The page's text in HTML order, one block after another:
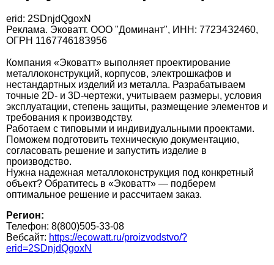
erid: 2SDnjdQgoxN
Реклама. Эковатт. ООО "Доминант", ИНН: 772З4З2460,
ОГРН 116774618З956
Компания «Эковатт» выполняет проектирование
металлоконструкций, корпусов, электрошкафов и
нестандартных изделий из металла. Разрабатываем
точные 2D- и 3D-чертежи, учитываем размеры, условия
эксплуатации, степень защиты, размещение элементов и
требования к производству.
Работаем с типовыми и индивидуальными проектами.
Поможем подготовить техническую документацию,
согласовать решение и запустить изделие в
производство.
Нужна надежная металлоконструкция под конкретный
объект? Обратитесь в «Эковатт» — подберем
оптимальное решение и рассчитаем заказ.
Регион:
Телефон: 8(800)505-33-08
Вебсайт: https://ecowatt.ru/proizvodstvo/?
erid=2SDnjdQgoxN